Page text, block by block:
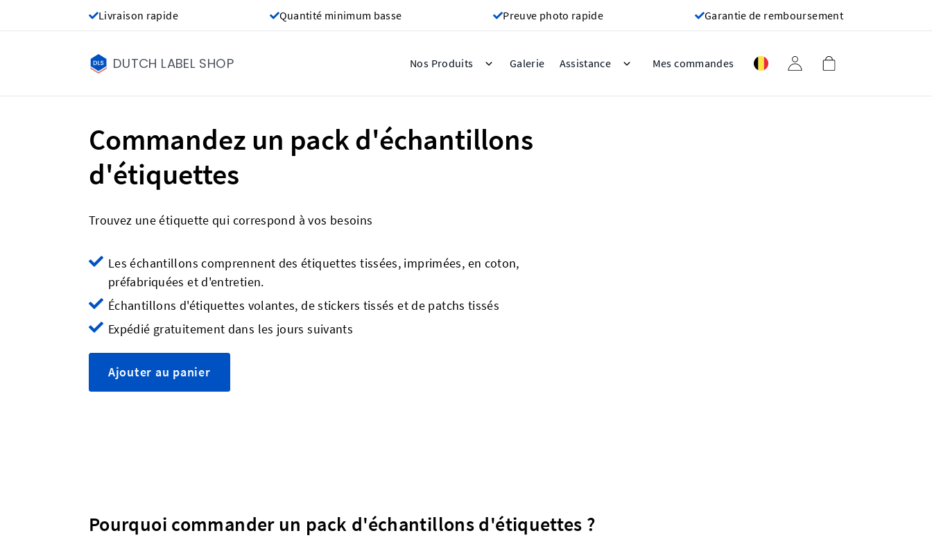
Livraison rapide Quantité minimum basse Preuve photo rapide Garantie de remboursement
DUTCH LABEL SHOP Nos Produits Galerie Assistance Mes commandes
Commandez un pack d'échantillons
d'étiquettes
Trouvez une étiquette qui correspond à vos besoins
Les échantillons comprennent des étiquettes tissées, imprimées, en coton,
préfabriquées et d'entretien.
Échantillons d'étiquettes volantes, de stickers tissés et de patchs tissés
Expédié gratuitement dans les jours suivants
Ajouter au panier
Pourquoi commander un pack d'échantillons d'étiquettes ?